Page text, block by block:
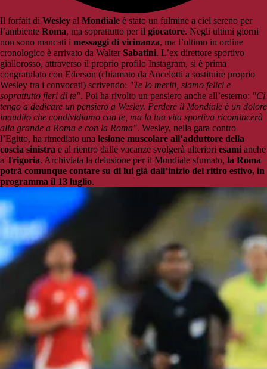
Il forfait di Wesley al Mondiale è stato un fulmine a ciel sereno per
l’ambiente Roma, ma soprattutto per il giocatore. Negli ultimi giorni
non sono mancati i messaggi di vicinanza, ma l’ultimo in ordine
cronologico è arrivato da Walter Sabatini. L’ex direttore sportivo
giallorosso, attraverso il proprio profilo Instagram, si è prima
congratulato con Ederson (chiamato da Ancelotti a sostituire proprio
Wesley tra i convocati) scrivendo: "Te lo meriti, siamo felici e
soprattutto fieri di te". Poi ha rivolto un pensiero anche all’esterno: "Ci
tengo a dedicare un pensiero a Wesley. Perdere il Mondiale è un dolore
inaudito che condividiamo con te, ma la tua vita sportiva ricomincerà
alla grande a Roma e con la Roma". Wesley, nella gara contro
l’Egitto, ha rimediato una lesione muscolare all’adduttore della
coscia sinistra e al rientro dalle vacanze svolgerà ulteriori esami anche
a Trigoria. Archiviata la delusione per il Mondiale sfumato, la Roma
potrà comunque contare su di lui già dall’inizio del ritiro estivo, in
programma il 13 luglio.